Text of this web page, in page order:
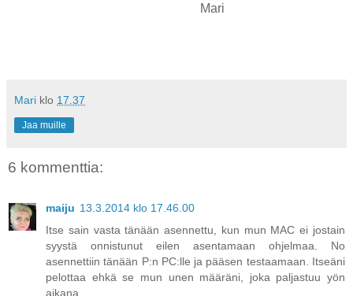
Mari
Mari klo 17.37
Jaa muille
6 kommenttia:
maiju 13.3.2014 klo 17.46.00
Itse sain vasta tänään asennettu, kun mun MAC ei jostain
syystä onnistunut eilen asentamaan ohjelmaa. No
asennettiin tänään P:n PC:lle ja pääsen testaamaan. Itseäni
pelottaa ehkä se mun unen määräni, joka paljastuu yön
aikana.